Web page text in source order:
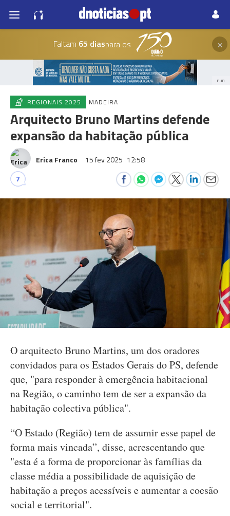
Faltam 65 diaspara os ×
PUB
REGIONAIS 2025 MADEIRA
Arquitecto Bruno Martins defende
expansão da habitação pública
Erica Franco 15 fev 2025 12:58
7
O arquitecto Bruno Martins, um dos oradores
convidados para os Estados Gerais do PS, defende
que, "para responder à emergência habitacional
na Região, o caminho tem de ser a expansão da
habitação colectiva pública".
“O Estado (Região) tem de assumir esse papel de
forma mais vincada”, disse, acrescentando que
"esta é a forma de proporcionar às famílias da
classe média a possibilidade de aquisição de
habitação a preços acessíveis e aumentar a coesão
social e territorial".